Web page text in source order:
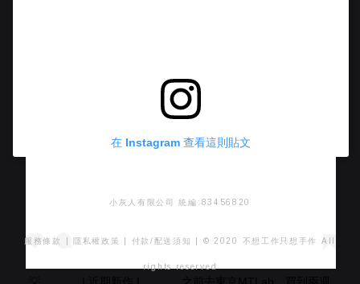
在 Instagram 查看這則貼文
小灰人有限公司 統編:83456820
服務條款 隱私權政策 付款/配送須知 | © 2020 不想工作只想手作 All
rights reserved